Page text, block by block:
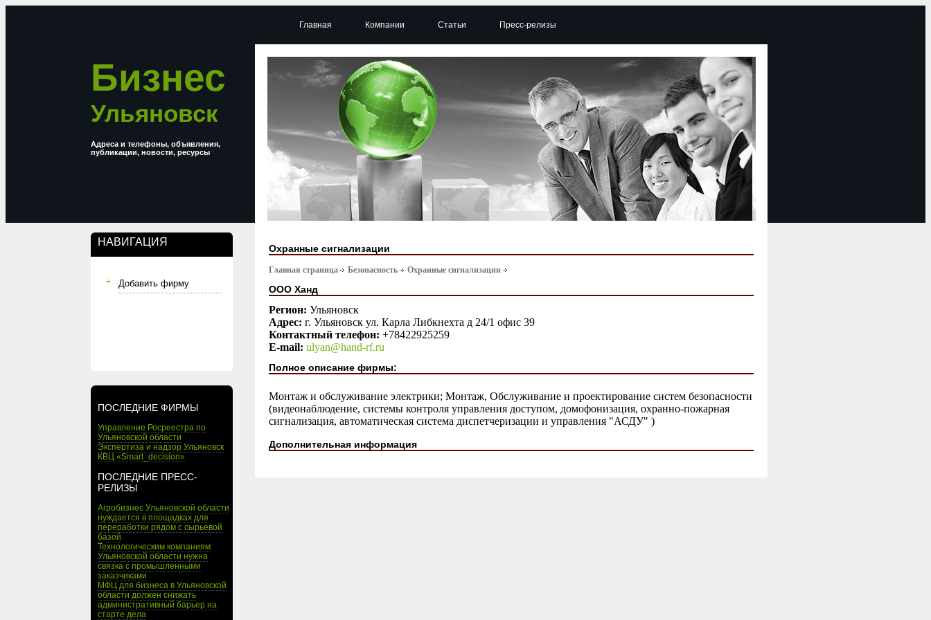
Бизнес
Ульяновск
Адреса и телефоны, объявления,
публикации, новости, ресурсы
НАВИГАЦИЯ
Добавить фирму
ПОСЛЕДНИЕ ФИРМЫ
Управление Росреестра по
Ульяновской области
Экспертиза и надзор Ульяновск
КВЦ «Smart_decision»
ПОСЛЕДНИЕ ПРЕСС-
РЕЛИЗЫ
Агробизнес Ульяновской области
нуждается в площадках для
переработки рядом с сырьевой
базой
Технологическим компаниям
Ульяновской области нужна
связка с промышленными
заказчиками
МФЦ для бизнеса в Ульяновской
области должен снижать
административный барьер на
старте дела
Главная Компании Статьи Пресс-релизы
Охранные сигнализации
Главная страница Безопасность Охранные сигнализации
ООО Ханд
Регион: Ульяновск
Адрес: г. Ульяновск ул. Карла Либкнехта д 24/1 офис 39
Контактный телефон: +78422925259
E-mail: ulyan@hand-rf.ru
Полное описание фирмы:
Монтаж и обслуживание электрики; Монтаж, Обслуживание и проектирование систем безопасности
(видеонаблюдение, системы контроля управления доступом, домофонизация, охранно-пожарная
сигнализация, автоматическая система диспетчеризации и управления "АСДУ" )
Дополнительная информация